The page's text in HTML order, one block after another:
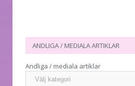
ANDLIGA / MEDIALA ARTIKLAR
Andliga / mediala artiklar